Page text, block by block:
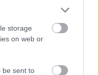
storage
on web or
be sent to